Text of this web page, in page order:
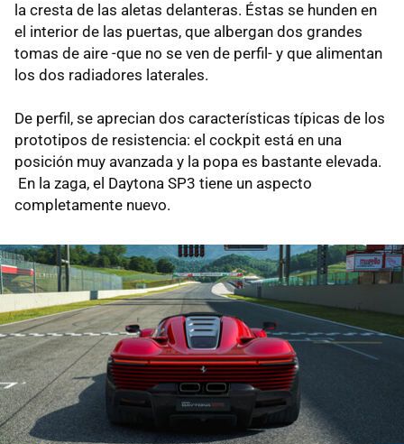
la cresta de las aletas delanteras. Éstas se hunden en
el interior de las puertas, que albergan dos grandes
tomas de aire -que no se ven de perfil- y que alimentan
los dos radiadores laterales.
De perfil, se aprecian dos características típicas de los
prototipos de resistencia: el cockpit está en una
posición muy avanzada y la popa es bastante elevada.
En la zaga, el Daytona SP3 tiene un aspecto
completamente nuevo.